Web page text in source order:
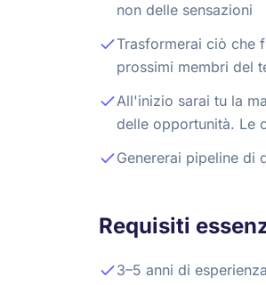
non delle sensazioni
Trasformerai ciò che
prossimi membri del
All'inizio sarai tu la
delle opportunità. Le
Genererai pipeline di
Requisiti
3–5 anni di